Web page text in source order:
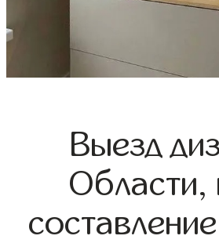
Выезд
Области,